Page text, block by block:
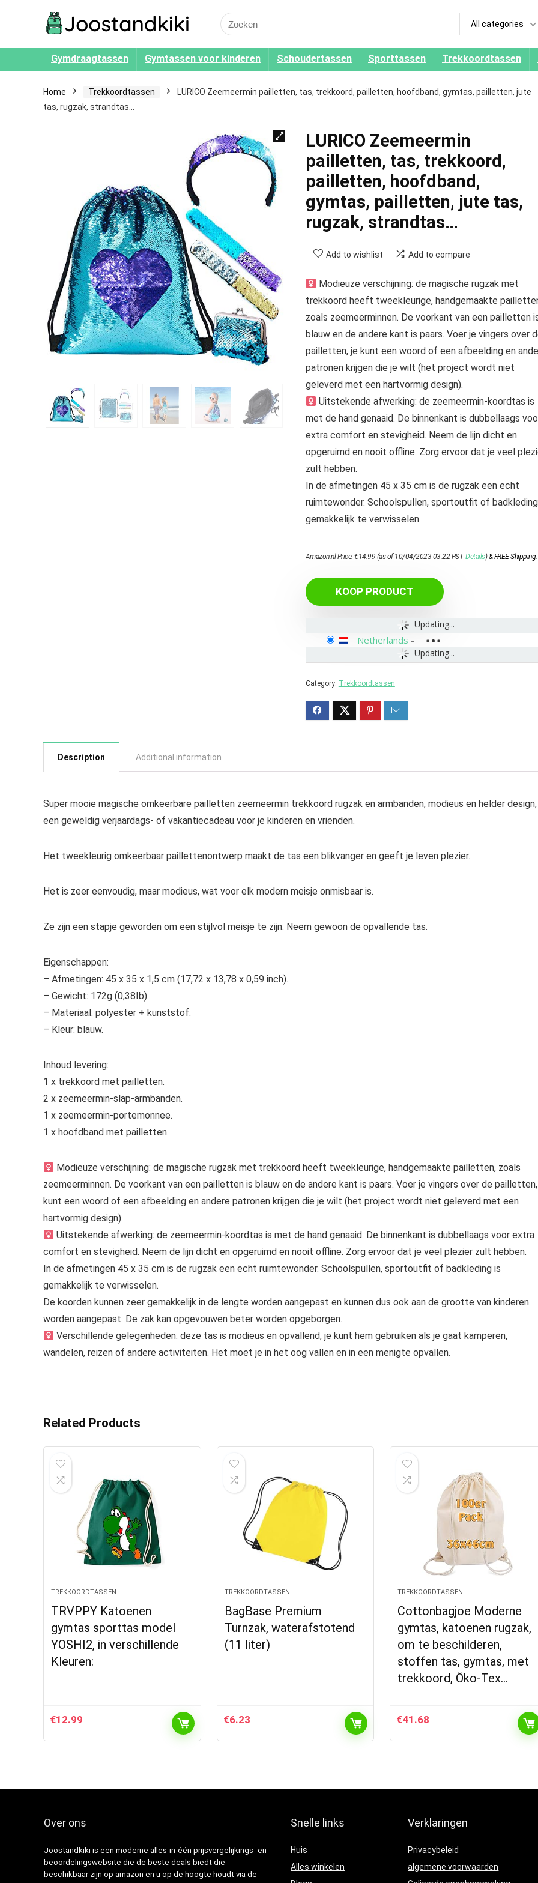
Search
for:
All categories
Gymdraagtassen Gymtassen voor kinderen Schoudertassen Sporttassen Trekkoordtassen
Home Trekkoordtassen
LURICO Zeemeermin pailletten, tas, trekkoord, pailletten, hoofdband, gymtas, pailletten, jute
tas, rugzak, strandtas…
LURICO Zeemeermin
pailletten, tas, trekkoord,
pailletten, hoofdband,
gymtas, pailletten, jute tas,
rugzak, strandtas…
Add to wishlist Add to compare
Modieuze verschijning: de magische rugzak met
trekkoord heeft tweekleurige, handgemaakte
zoals zeemeerminnen. De voorkant van een pailletten
blauw en de andere kant is paars. Voer je vingers over
pailletten, je kunt een woord of een afbeelding en
patronen krijgen die je wilt (het project wordt niet
geleverd met een hartvormig design).
Uitstekende afwerking: de zeemeermin-koordtas is
met de hand genaaid. De binnenkant is dubbellaags
extra comfort en stevigheid. Neem de lijn dicht en
opgeruimd en nooit offline. Zorg ervoor dat je veel
zult hebben.
In de afmetingen 45 x 35 cm is de rugzak een echt
ruimtewonder. Schoolspullen, sportoutfit of
gemakkelijk te verwisselen.
Amazon.nl Price:€14.99 (as of 10/04/2023 03:22 PST-Details)&FREE Shipping.
KOOP PRODUCT
Updating...
Updating...
Netherlands -
Category: Trekkoordtassen
Description Additional information
Super mooie magische omkeerbare pailletten zeemeermin trekkoord rugzak en armbanden, modieus en helder design,
een geweldig verjaardags- of vakantiecadeau voor je kinderen en vrienden.
Het tweekleurig omkeerbaar paillettenontwerp maakt de tas een blikvanger en geeft je leven plezier.
Het is zeer eenvoudig, maar modieus, wat voor elk modern meisje onmisbaar is.
Ze zijn een stapje geworden om een stijlvol meisje te zijn. Neem gewoon de opvallende tas.
Eigenschappen:
– Afmetingen: 45 x 35 x 1,5 cm (17,72 x 13,78 x 0,59 inch).
– Gewicht: 172g (0,38Ib)
– Materiaal: polyester + kunststof.
– Kleur: blauw.
Inhoud levering:
1 x trekkoord met pailletten.
2 x zeemeermin-slap-armbanden.
1 x zeemeermin-portemonnee.
1 x hoofdband met pailletten.
Modieuze verschijning: de magische rugzak met trekkoord heeft tweekleurige, handgemaakte pailletten, zoals
zeemeerminnen. De voorkant van een pailletten is blauw en de andere kant is paars. Voer je vingers over de
kunt een woord of een afbeelding en andere patronen krijgen die je wilt (het project wordt niet geleverd met een
hartvormig design).
Uitstekende afwerking: de zeemeermin-koordtas is met de hand genaaid. De binnenkant is dubbellaags voor extra
comfort en stevigheid. Neem de lijn dicht en opgeruimd en nooit offline. Zorg ervoor dat je veel plezier zult hebben.
In de afmetingen 45 x 35 cm is de rugzak een echt ruimtewonder. Schoolspullen, sportoutfit of badkleding is
gemakkelijk te verwisselen.
De koorden kunnen zeer gemakkelijk in de lengte worden aangepast en kunnen dus ook aan de grootte van kinderen
worden aangepast. De zak kan opgevouwen beter worden opgeborgen.
Verschillende gelegenheden: deze tas is modieus en opvallend, je kunt hem gebruiken als je gaat kamperen,
wandelen, reizen of andere activiteiten. Het moet je in het oog vallen en in een menigte opvallen.
Related Products
TREKKOORDTASSEN
TRVPPY Katoenen
gymtas sporttas model
YOSHI2, in verschillende
Kleuren:
€12.99
TREKKOORDTASSEN
BagBase Premium
Turnzak, waterafstotend
(11 liter)
€6.23
TREKKOORDTASSEN
Cottonbagjoe Moderne
gymtas, katoenen rugzak,
om te beschilderen,
stoffen tas, gymtas, met
trekkoord, Öko-Tex…
€41.68
Over ons
Joostandkiki is een moderne alles-in-één prijsvergelijkings- en
beoordelingswebsite die de beste deals biedt die
beschikbaar zijn op amazon en u op de hoogte houdt via de
Snelle links
Huis
Alles winkelen
Verklaringen
Privacybeleid
algemene voorwaarden